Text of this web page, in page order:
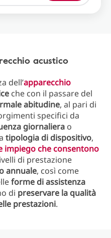
acustico
dell’apparecchio
che con il passare del
abitudine, al pari di
specifici da
giornaliera o
tipologia di dispositivo,
che consentono
di prestazione
annuale, così come
forme di assistenza
di preservare la qualità
prestazioni.